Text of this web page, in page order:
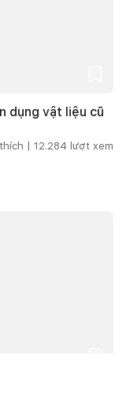
dụng vật liệu cũ
| 12.284 lượt xem